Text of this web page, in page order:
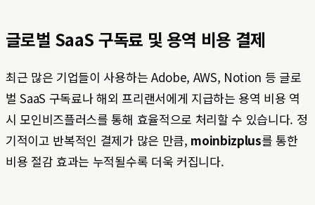
글로벌 SaaS 구독료 및 용역 비용 결제
최근 많은 기업들이 사용하는 Adobe, AWS, Notion 등 글로
벌 SaaS 구독료나 해외 프리랜서에게 지급하는 용역 비용 역
시 모인비즈플러스를 통해 효율적으로 처리할 수 있습니다. 정
기적이고 반복적인 결제가 많은 만큼, moinbizplus를 통한
비용 절감 효과는 누적될수록 더욱 커집니다.